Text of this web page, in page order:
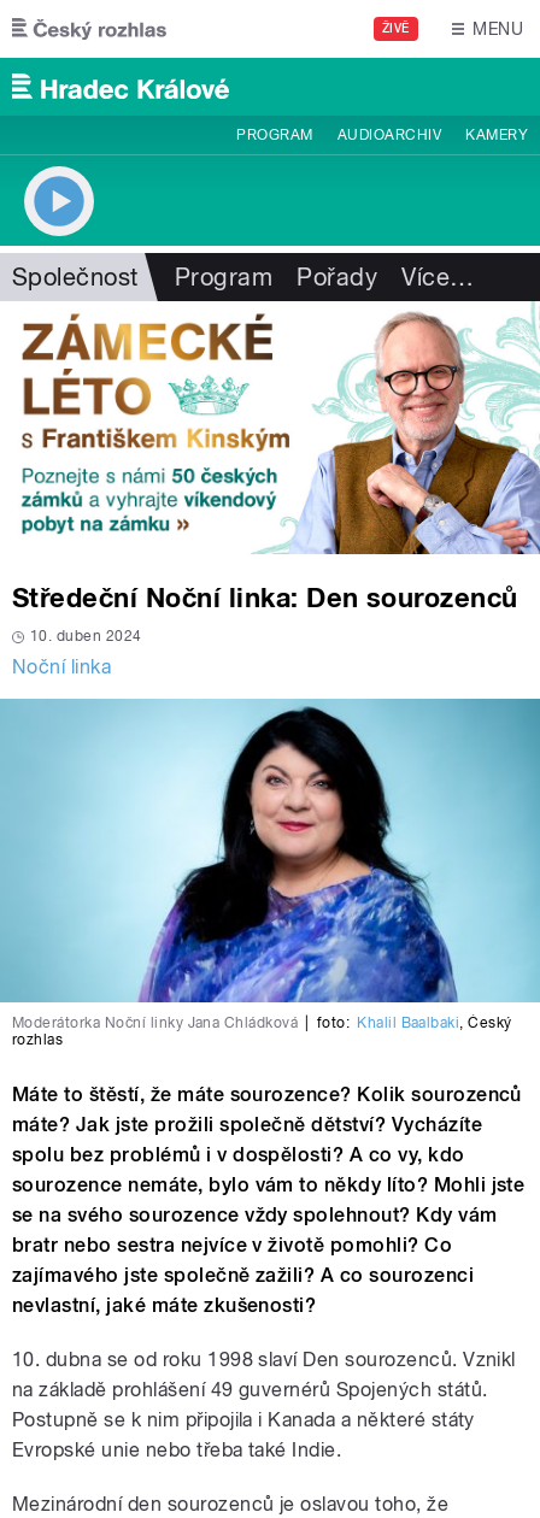
Přejít k hlavnímu obsahu
ŽIVĚ MENU
PROGRAM AUDIOARCHIV KAMERY
Společnost Program Pořady Více…
Středeční Noční linka: Den sourozenců
10. duben 2024
Noční linka
Moderátorka Noční linky Jana Chládková foto: Khalil Baalbaki,Český
rozhlas
Máte to štěstí, že máte sourozence? Kolik sourozenců
máte? Jak jste prožili společně dětství? Vycházíte
spolu bez problémů i v dospělosti? A co vy, kdo
sourozence nemáte, bylo vám to někdy líto? Mohli jste
se na svého sourozence vždy spolehnout? Kdy vám
bratr nebo sestra nejvíce v životě pomohli? Co
zajímavého jste společně zažili? A co sourozenci
nevlastní, jaké máte zkušenosti?
10. dubna se od roku 1998 slaví Den sourozenců. Vznikl
na základě prohlášení 49 guvernérů Spojených států.
Postupně se k nim připojila i Kanada a některé státy
Evropské unie nebo třeba také Indie.
Mezinárodní den sourozenců je oslavou toho, že